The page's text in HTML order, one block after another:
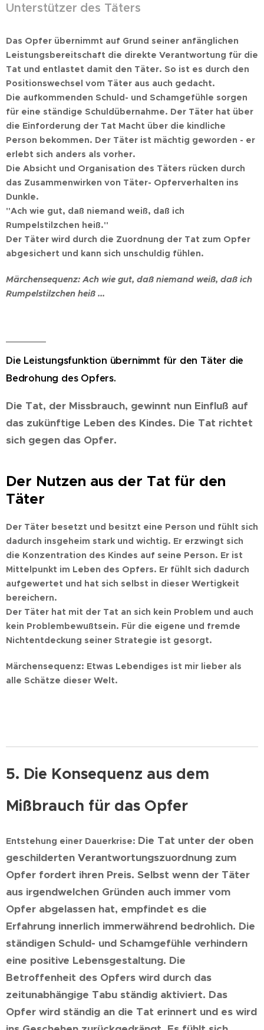
Unterstützer des Täters
Das Opfer übernimmt auf Grund seiner anfänglichen
Leistungsbereitschaft die direkte Verantwortung für die
Tat und entlastet damit den Täter. So ist es durch den
Positionswechsel vom Täter aus auch gedacht.
Die aufkommenden Schuld- und Schamgefühle sorgen
für eine ständige Schuldübernahme. Der Täter hat über
die Einforderung der Tat Macht über die kindliche
Person bekommen. Der Täter ist mächtig geworden - er
erlebt sich anders als vorher.
Die Absicht und Organisation des Täters rücken durch
das Zusammenwirken von Täter- Opferverhalten ins
Dunkle.
"Ach wie gut, daß niemand weiß, daß ich
Rumpelstilzchen heiß."
Der Täter wird durch die Zuordnung der Tat zum Opfer
abgesichert und kann sich unschuldig fühlen.
Märchensequenz: Ach wie gut, daß niemand weiß, daß ich
Rumpelstilzchen heiß ...
Die Leistungsfunktion übernimmt für den Täter die
Bedrohung des Opfers.
Die Tat, der Missbrauch, gewinnt nun Einfluß auf
das zukünftige Leben des Kindes. Die Tat richtet
sich gegen das Opfer.
Der Nutzen aus der Tat für den
Täter
Der Täter besetzt und besitzt eine Person und fühlt sich
dadurch insgeheim stark und wichtig. Er erzwingt sich
die Konzentration des Kindes auf seine Person. Er ist
Mittelpunkt im Leben des Opfers. Er fühlt sich dadurch
aufgewertet und hat sich selbst in dieser Wertigkeit
bereichern.
Der Täter hat mit der Tat an sich kein Problem und auch
kein Problembewußtsein. Für die eigene und fremde
Nichtentdeckung seiner Strategie ist gesorgt.
Märchensequenz: Etwas Lebendiges ist mir lieber als
alle Schätze dieser Welt.
5. Die Konsequenz aus dem
Mißbrauch für das Opfer
Entstehung einer Dauerkrise: Die Tat unter der oben
geschilderten Verantwortungszuordnung zum
Opfer fordert ihren Preis. Selbst wenn der Täter
aus irgendwelchen Gründen auch immer vom
Opfer abgelassen hat, empfindet es die
Erfahrung innerlich immerwährend bedrohlich. Die
ständigen Schuld- und Schamgefühle verhindern
eine positive Lebensgestaltung. Die
Betroffenheit des Opfers wird durch das
zeitunabhängige Tabu ständig aktiviert. Das
Opfer wird ständig an die Tat erinnert und es wird